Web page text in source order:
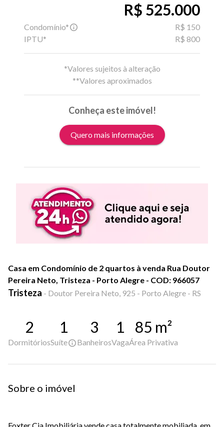
R$ 525.000
Condomínio*
R$ 150
IPTU*
R$ 800
*Valores sujeitos à alteração
**Valores aproximados
Conheça este imóvel!
Quero mais informações
Casa em Condomínio de 2 quartos à venda Rua Doutor
Pereira Neto, Tristeza - Porto Alegre - COD: 966057
Tristeza - Doutor Pereira Neto, 925 - Porto Alegre - RS
2
Dormitórios
1
Suíte
3
Banheiros
1
Vaga
85 m²
Área Privativa
Sobre o imóvel